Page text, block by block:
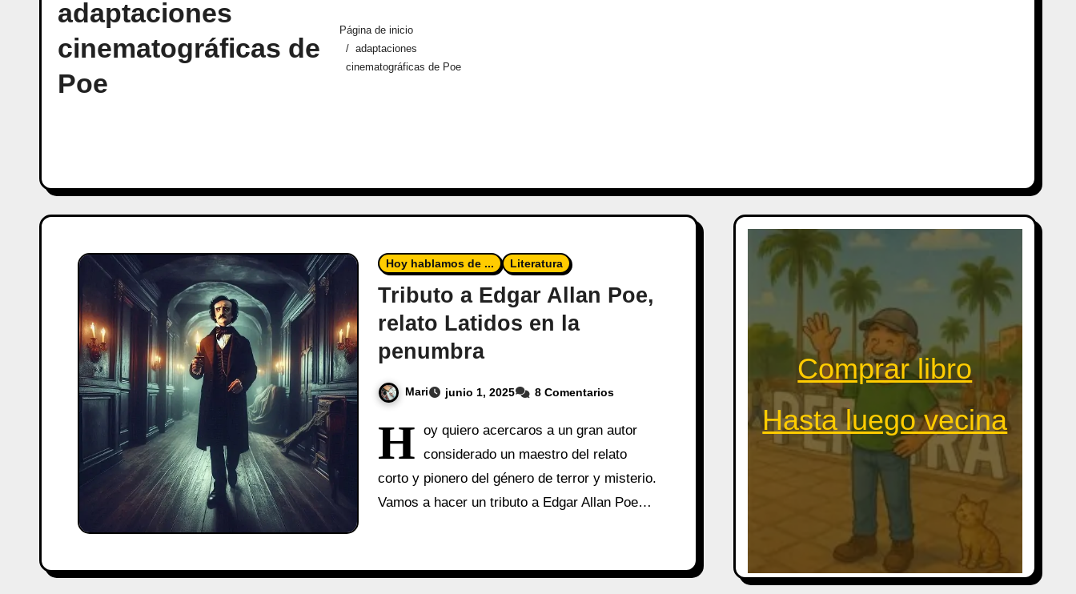
adaptaciones
cinematográficas de
Poe
Página de inicio
adaptaciones
cinematográficas de Poe
Hoy hablamos de ... Literatura
Tributo a Edgar Allan Poe,
relato Latidos en la
penumbra
Mari junio 1, 2025 8 Comentarios
H oy quiero acercaros a un gran autor
considerado un maestro del relato
corto y pionero del género de terror y misterio.
Vamos a hacer un tributo a Edgar Allan Poe…
Comprar libro
Hasta luego vecina